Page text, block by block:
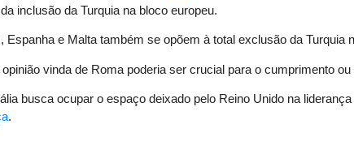
inclusão da Turquia na bloco europeu.
Espanha e Malta também se opõem à total exclusão da Turquia
vinda de Roma poderia ser crucial para o cumprimento
busca ocupar o espaço deixado pelo Reino Unido na
.